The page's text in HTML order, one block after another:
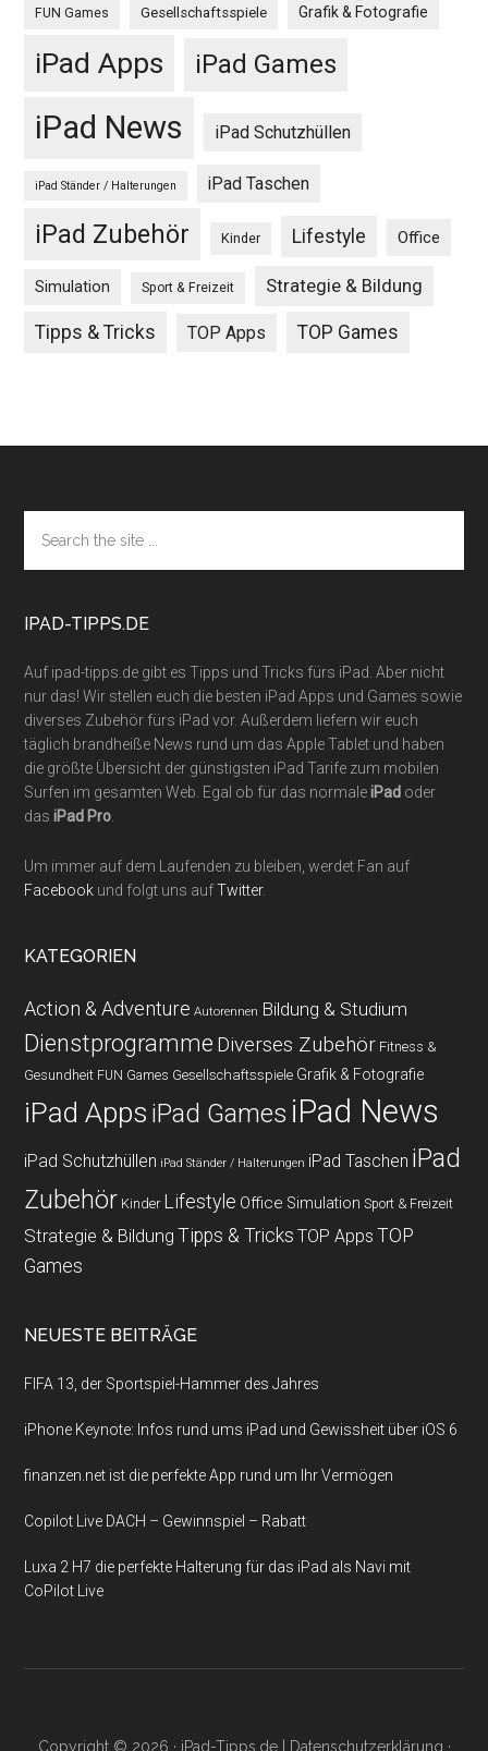
FUN Games Gesellschaftsspiele Grafik & Fotografie
iPad Apps iPad Games
iPad News iPad Schutzhüllen
iPad Ständer / Halterungen iPad Taschen
iPad Zubehör Kinder Lifestyle Office
Simulation Sport & Freizeit Strategie & Bildung
Tipps & Tricks TOP Apps TOP Games
Footer
the
site
IPAD-TIPPS.DE
Auf ipad-tipps.de gibt es Tipps und Tricks fürs iPad. Aber nicht
nur das! Wir stellen euch die besten iPad Apps und Games sowie
diverses Zubehör fürs iPad vor. Außerdem liefern wir euch
täglich brandheiße News rund um das Apple Tablet und haben
die größte Übersicht der günstigsten iPad Tarife zum mobilen
Surfen im gesamten Web. Egal ob für das normaleiPad oder
dasiPad Pro
Um immer auf dem Laufenden zu bleiben, werdet Fan auf
Facebook und folgt uns aufTwitter.
KATEGORIEN
Action & Adventure Autorennen Bildung & Studium
Dienstprogramme Diverses Zubehör Fitness &
Gesundheit FUN Games Gesellschaftsspiele Grafik & Fotografie
iPad Apps iPad Games iPad News
iPad Schutzhüllen iPad Ständer / Halterungen iPad Taschen iPad
Zubehör Kinder Lifestyle Office Simulation Sport & Freizeit
Strategie & Bildung Tipps & Tricks TOP Apps TOP
Games
NEUESTE BEITRÄGE
FIFA 13, der Sportspiel-Hammer des Jahres
iPhone Keynote: Infos rund ums iPad und Gewissheit über iOS 6
finanzen.net ist die perfekte App rund um Ihr Vermögen
Copilot Live DACH – Gewinnspiel – Rabatt
Luxa 2 H7 die perfekte Halterung für das iPad als Navi mit
CoPilot Live
Copyright © 2026 · iPad-Tipps.de| Datenschutzerklärung ·